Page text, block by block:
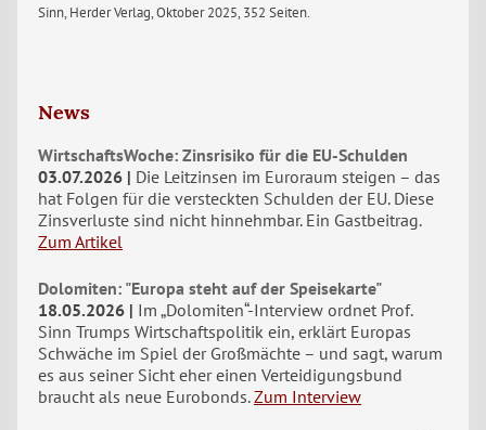
Sinn, Herder Verlag, Oktober 2025, 352 Seiten.
News
WirtschaftsWoche: Zinsrisiko für die EU-Schulden
03.07.2026
Die Leitzinsen im Euroraum steigen – das
hat Folgen für die versteckten Schulden der EU. Diese
Zinsverluste sind nicht hinnehmbar. Ein Gastbeitrag.
Zum Artikel
Dolomiten: "Europa steht auf der Speisekarte"
18.05.2026
Im „Dolomiten“-Interview ordnet Prof.
Sinn Trumps Wirtschaftspolitik ein, erklärt Europas
Schwäche im Spiel der Großmächte – und sagt, warum
es aus seiner Sicht eher einen Verteidigungsbund
braucht als neue Eurobonds. Zum Interview